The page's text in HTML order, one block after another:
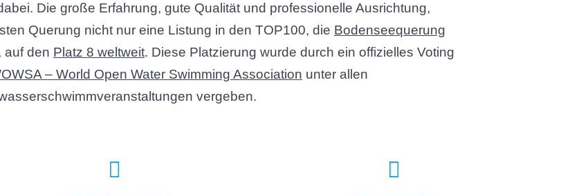
Die große Erfahrung, gute Qualität und professionelle Ausrichtung,
Querung nicht nur eine Listung in den TOP100, die Bodenseequerung
auf den Platz 8 weltweit. Diese Platzierung wurde durch ein offizielles Voting
– World Open Water Swimming Association unter allen
vergeben.